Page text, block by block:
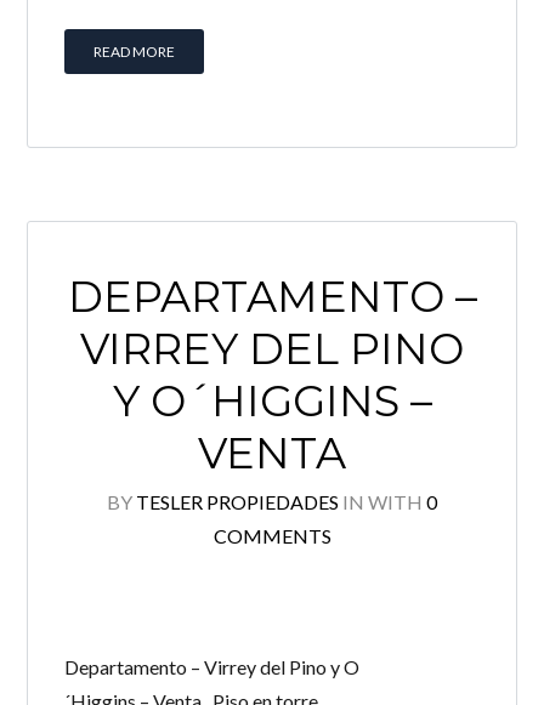
READ MORE
DEPARTAMENTO –
VIRREY DEL PINO
Y O´HIGGINS –
VENTA
BY TESLER PROPIEDADES IN WITH 0
COMMENTS
Departamento – Virrey del Pino y O